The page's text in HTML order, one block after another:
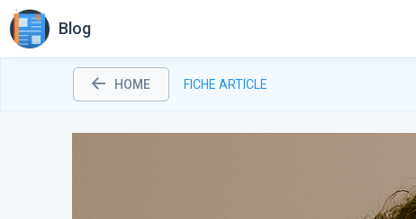
Blog
HOME FICHE ARTICLE